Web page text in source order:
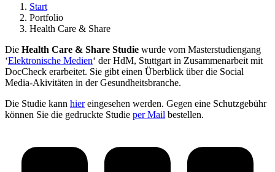
Start
Portfolio
Health Care & Share
Die Health Care & Share Studie wurde vom Masterstudiengang
‘Elektronische Medien‘ der HdM, Stuttgart in Zusammenarbeit mit
DocCheck erarbeitet. Sie gibt einen Überblick über die Social
Media-Akivitäten in der Gesundheitsbranche.
Die Studie kann hiereingesehen werden. Gegen eine Schutzgebühr
können Sie die gedruckte Studie per Mail bestellen.
navigation